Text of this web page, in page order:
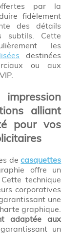
par la
fidèlement
des détails
subtils. Cette
les
destinées
ou aux
alliant
pour vos
decasquettes
offre un
technique
corporatives
une
graphique.
adaptée aux
garantissant un